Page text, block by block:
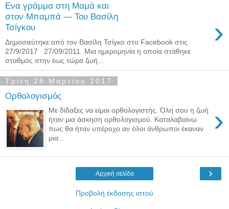
Ενα γράμμα στη Μαμά και
στον Μπαμπά — Του Βασίλη
Τσίγκου
›
Δημοσιεύτηκε από τον Βασίλη Τσίγκο στο Facebook στις
27/9/2017 27/09/2011. Μια ημερομηνία η οποία στάθηκε
σταθμός στην έως τώρα ζωή...
Τρίτη 28 Μαρτίου 2017
Ορθολογισμός
›
Με δίδαξες να είμαι ορθολογιστής. Όλη σου η ζωή
ήταν μια άσκηση ορθολογισμού. Καταλαβαίνω
πως θα ήταν υπέροχο αν όλοι άνθρωποι έκαναν
μια...
›
Αρχική σελίδα
Προβολή έκδοσης ιστού